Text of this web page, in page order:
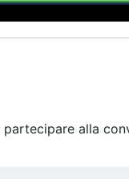
partecipare alla